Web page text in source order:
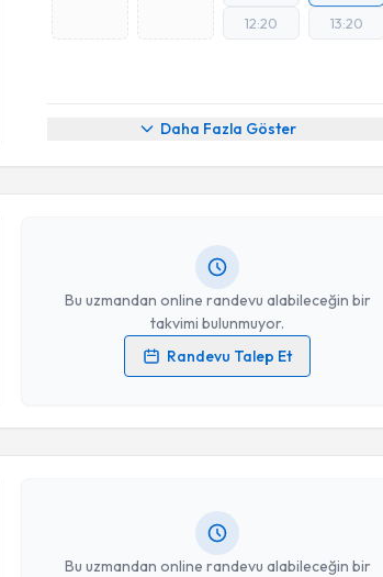
12:20
13:20
Daha Fazla Göster
Bu uzmandan online randevu alabileceğin bir
takvimi bulunmuyor.
Randevu Talep Et
Randevu Takvimi Talebi
Kişisel verilerimin işlenmesine ilişkinAydınlatma Metni
işlenmesini kabul ediyorum.
Bu uzmandan online randevu alabileceğin bir
Randevu Takvimi Talebi